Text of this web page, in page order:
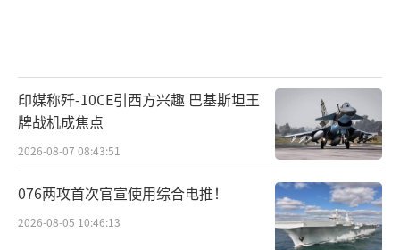
印媒称歼-10CE引西方兴趣 巴基斯坦王
牌战机成焦点
2026-08-07 08:43:51
076两攻首次官宣使用综合电推！
2026-08-05 10:46:13